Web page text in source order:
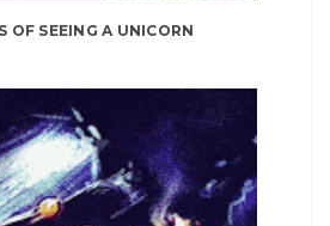
OF SEEING A UNICORN